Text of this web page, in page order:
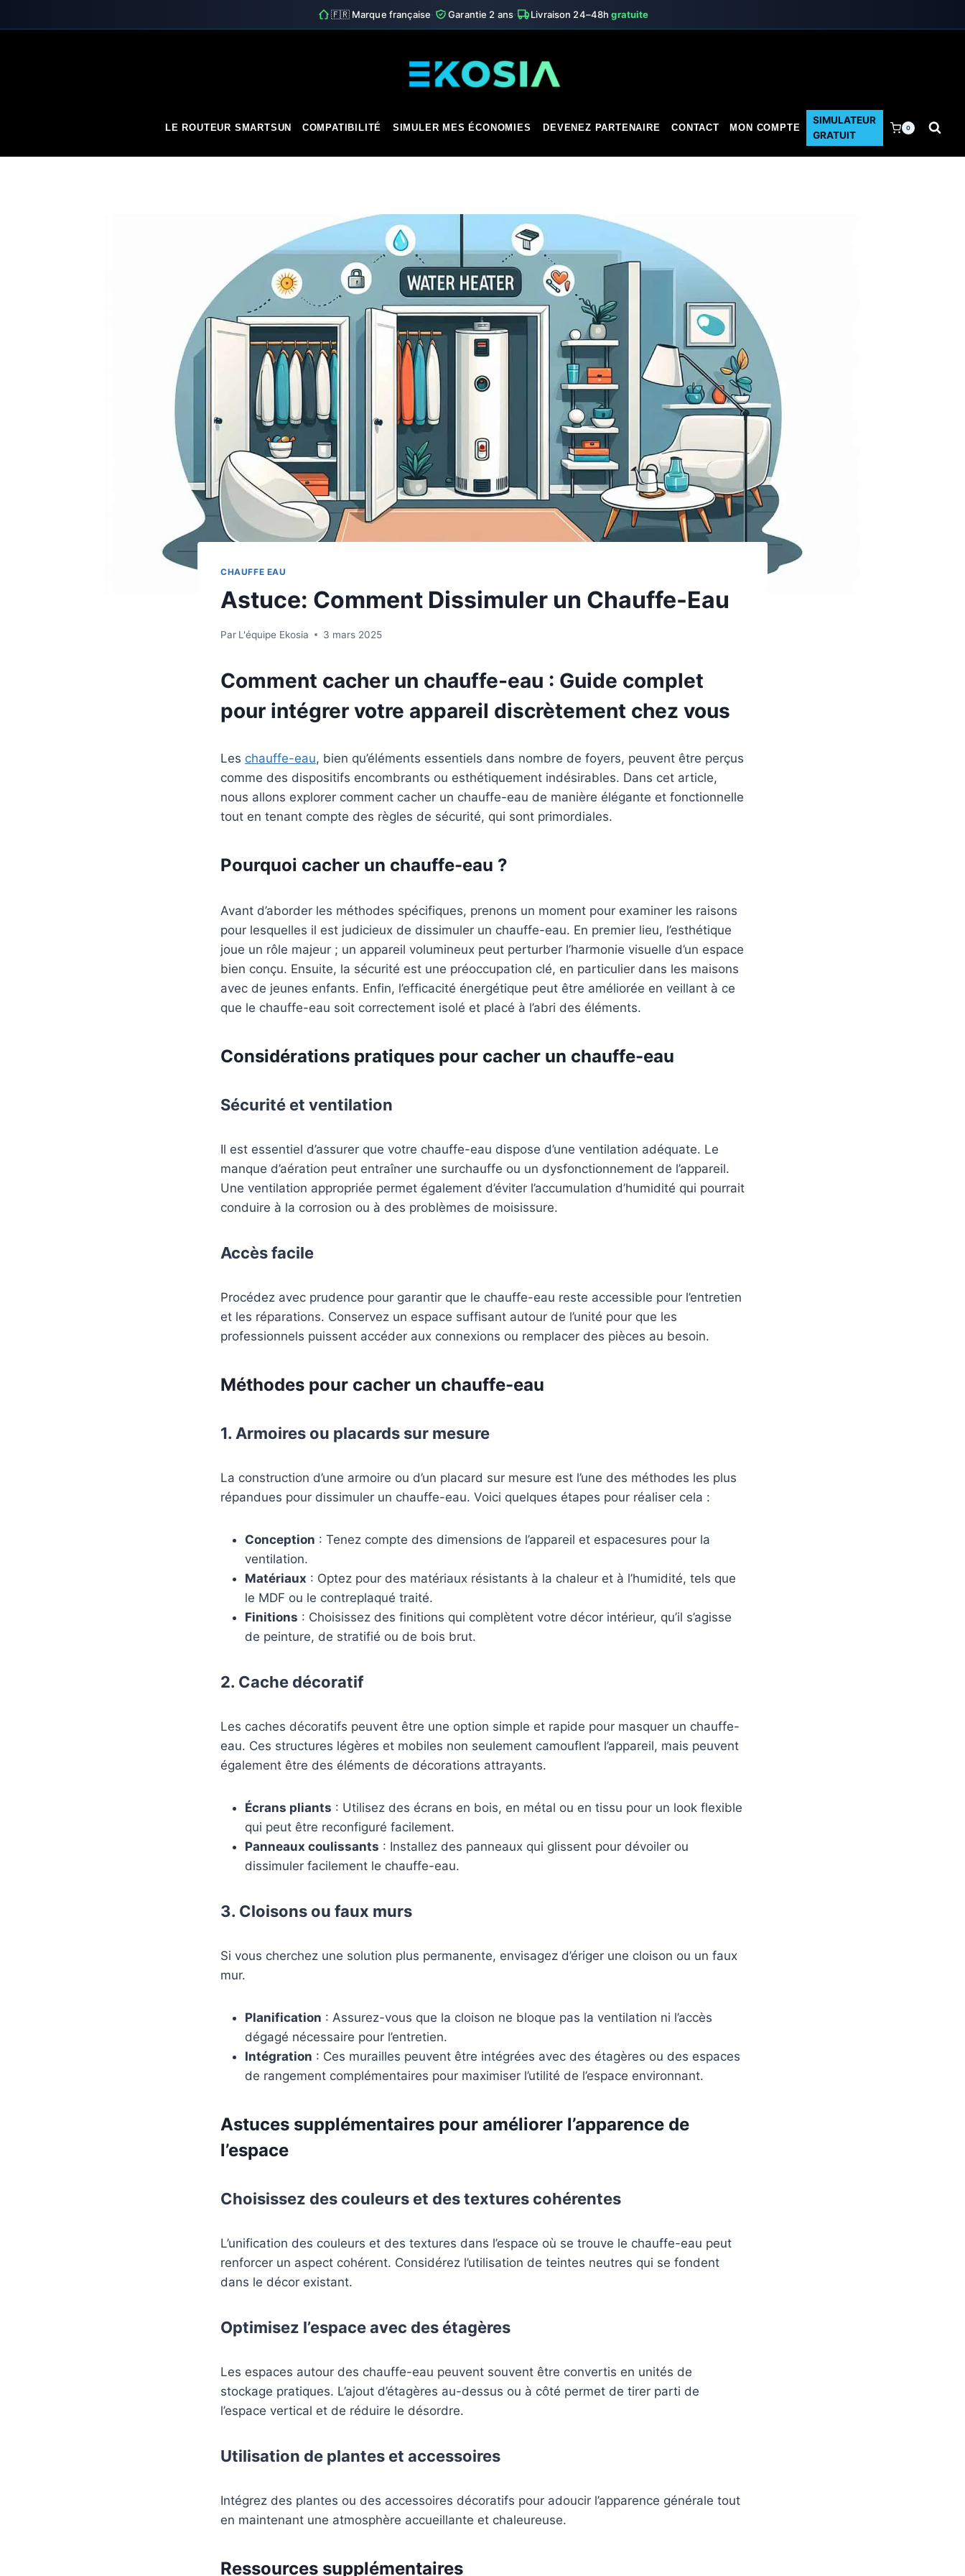
🇫🇷 Marque française· Garantie 2 ans· Livraison 24–48hgratuite
LE ROUTEUR SMARTSUN COMPATIBILITÉ SIMULER MES ÉCONOMIES DEVENEZ PARTENAIRE CONTACT MON COMPTE
SIMULATEUR
GRATUIT
0
CHAUFFE EAU
Astuce: Comment Dissimuler un Chauffe-Eau
Par L'équipe Ekosia 3 mars 2025
Comment cacher un chauffe-eau : Guide complet
pour intégrer votre appareil discrètement chez vous
Les chauffe-eau, bien qu’éléments essentiels dans nombre de foyers, peuvent être perçus
comme des dispositifs encombrants ou esthétiquement indésirables. Dans cet article,
nous allons explorer comment cacher un chauffe-eau de manière élégante et fonctionnelle
tout en tenant compte des règles de sécurité, qui sont primordiales.
Pourquoi cacher un chauffe-eau ?
Avant d’aborder les méthodes spécifiques, prenons un moment pour examiner les raisons
pour lesquelles il est judicieux de dissimuler un chauffe-eau. En premier lieu, l’esthétique
joue un rôle majeur ; un appareil volumineux peut perturber l’harmonie visuelle d’un espace
bien conçu. Ensuite, la sécurité est une préoccupation clé, en particulier dans les maisons
avec de jeunes enfants. Enfin, l’efficacité énergétique peut être améliorée en veillant à ce
que le chauffe-eau soit correctement isolé et placé à l’abri des éléments.
Considérations pratiques pour cacher un chauffe-eau
Sécurité et ventilation
Il est essentiel d’assurer que votre chauffe-eau dispose d’une ventilation adéquate. Le
manque d’aération peut entraîner une surchauffe ou un dysfonctionnement de l’appareil.
Une ventilation appropriée permet également d’éviter l’accumulation d’humidité qui pourrait
conduire à la corrosion ou à des problèmes de moisissure.
Accès facile
Procédez avec prudence pour garantir que le chauffe-eau reste accessible pour l’entretien
et les réparations. Conservez un espace suffisant autour de l’unité pour que les
professionnels puissent accéder aux connexions ou remplacer des pièces au besoin.
Méthodes pour cacher un chauffe-eau
1. Armoires ou placards sur mesure
La construction d’une armoire ou d’un placard sur mesure est l’une des méthodes les plus
répandues pour dissimuler un chauffe-eau. Voici quelques étapes pour réaliser cela :
Conception : Tenez compte des dimensions de l’appareil et espacesures pour la
ventilation.
Matériaux : Optez pour des matériaux résistants à la chaleur et à l’humidité, tels que
le MDF ou le contreplaqué traité.
Finitions : Choisissez des finitions qui complètent votre décor intérieur, qu’il s’agisse
de peinture, de stratifié ou de bois brut.
2. Cache décoratif
Les caches décoratifs peuvent être une option simple et rapide pour masquer un chauffe-
eau. Ces structures légères et mobiles non seulement camouflent l’appareil, mais peuvent
également être des éléments de décorations attrayants.
Écrans pliants : Utilisez des écrans en bois, en métal ou en tissu pour un look flexible
qui peut être reconfiguré facilement.
Panneaux coulissants : Installez des panneaux qui glissent pour dévoiler ou
dissimuler facilement le chauffe-eau.
3. Cloisons ou faux murs
Si vous cherchez une solution plus permanente, envisagez d’ériger une cloison ou un faux
mur.
Planification : Assurez-vous que la cloison ne bloque pas la ventilation ni l’accès
dégagé nécessaire pour l’entretien.
Intégration : Ces murailles peuvent être intégrées avec des étagères ou des espaces
de rangement complémentaires pour maximiser l’utilité de l’espace environnant.
Astuces supplémentaires pour améliorer l’apparence de
l’espace
Choisissez des couleurs et des textures cohérentes
L’unification des couleurs et des textures dans l’espace où se trouve le chauffe-eau peut
renforcer un aspect cohérent. Considérez l’utilisation de teintes neutres qui se fondent
dans le décor existant.
Optimisez l’espace avec des étagères
Les espaces autour des chauffe-eau peuvent souvent être convertis en unités de
stockage pratiques. L’ajout d’étagères au-dessus ou à côté permet de tirer parti de
l’espace vertical et de réduire le désordre.
Utilisation de plantes et accessoires
Intégrez des plantes ou des accessoires décoratifs pour adoucir l’apparence générale tout
en maintenant une atmosphère accueillante et chaleureuse.
Ressources supplémentaires